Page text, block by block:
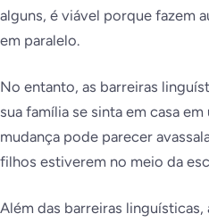
alguns, é viável porque fazem
em paralelo.
No entanto, as barreiras
sua família se sinta em casa
mudança pode parecer
filhos estiverem no meio da
Além das barreiras